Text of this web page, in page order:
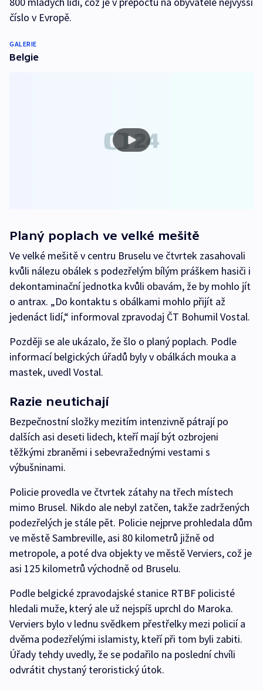
číslo v Evropě.
GALERIE
Belgie
Planý poplach ve velké mešitě
Ve velké mešitě v centru Bruselu ve čtvrtek zasahovali
kvůli nálezu obálek s podezřelým bílým práškem hasiči i
dekontaminační jednotka kvůli obavám, že by mohlo jít
o antrax. „Do kontaktu s obálkami mohlo přijít až
jedenáct lidí,“ informoval zpravodaj ČT Bohumil Vostal.
Později se ale ukázalo, že šlo o planý poplach. Podle
informací belgických úřadů byly v obálkách mouka a
mastek, uvedl Vostal.
Razie neutichají
Bezpečnostní složky mezitím intenzivně pátrají po
dalších asi deseti lidech, kteří mají být ozbrojeni
těžkými zbraněmi i sebevražednými vestami s
výbušninami.
Policie provedla ve čtvrtek zátahy na třech místech
mimo Brusel. Nikdo ale nebyl zatčen, takže zadržených
podezřelých je stále pět. Policie nejprve prohledala dům
ve městě Sambreville, asi 80 kilometrů jižně od
metropole, a poté dva objekty ve městě Verviers, což je
asi 125 kilometrů východně od Bruselu.
Podle belgické zpravodajské stanice RTBF policisté
hledali muže, který ale už nejspíš uprchl do Maroka.
Verviers bylo v lednu svědkem přestřelky mezi policií a
dvěma podezřelými islamisty, kteří při tom byli zabiti.
Úřady tehdy uvedly, že se podařilo na poslední chvíli
odvrátit chystaný teroristický útok.